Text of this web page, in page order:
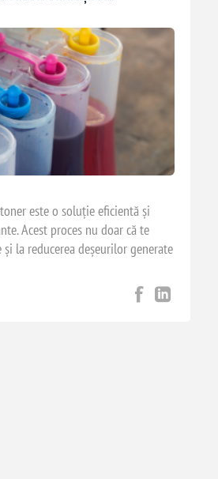
este o soluție eficientă și
Acest proces nu doar că te
la reducerea deșeurilor generate
frica de o calitate mai slabă a
cartușului nu scade
kituri și cerneală potrivite